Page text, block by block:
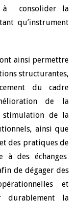
à consolider la
qu’instrument
ainsi permettre
structurantes,
du cadre
de la
stimulation de la
ainsi que
des pratiques de
à des échanges
de dégager des
et
durablement la